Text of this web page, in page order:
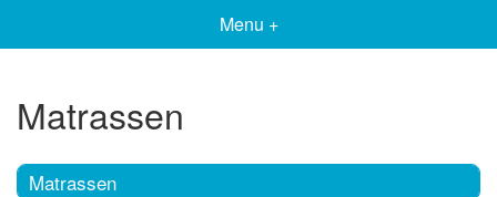
Menu +
Matrassen
Matrassen